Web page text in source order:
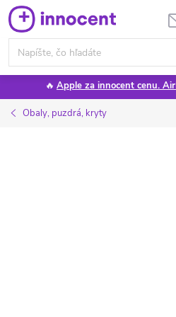
Prejsť
na
obsah
🔥 Apple za innocent cenu.
Obaly, puzdrá, kryty